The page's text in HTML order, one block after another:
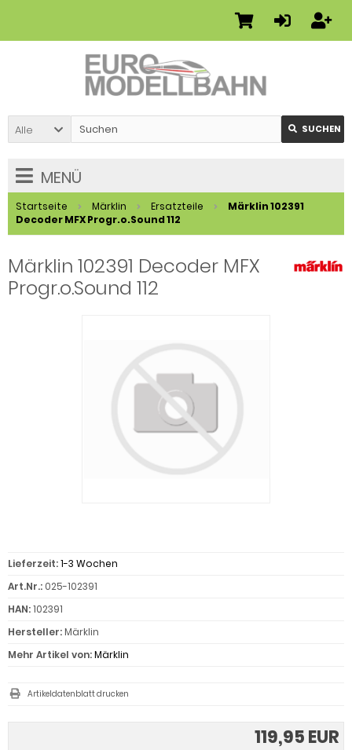
Alle SUCHEN
MENÜ
Startseite Märklin Ersatzteile
Märklin 102391
Decoder MFX Progr.o.Sound 112
Märklin 102391 Decoder MFX
Progr.o.Sound 112
119,95 EUR
Lieferzeit:1-3 Wochen
Art.Nr.: 025-102391
HAN:102391
Hersteller:Märklin
Mehr Artikel von:Märklin
Artikeldatenblatt drucken